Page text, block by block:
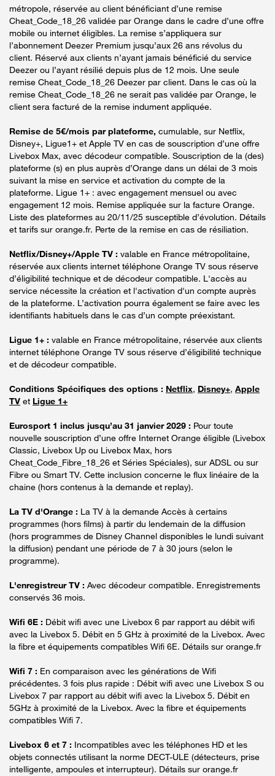
métropole, réservée au client bénéficiant d’une remise
Cheat_Code_18_26 validée par Orange dans le cadre d’une offre
mobile ou internet éligibles. La remise s’appliquera sur
l’abonnement Deezer Premium jusqu’aux 26 ans révolus du
client. Réservé aux clients n’ayant jamais bénéficié du service
Deezer ou l’ayant résilié depuis plus de 12 mois. Une seule
remise Cheat_Code_18_26 Deezer par client. Dans le cas où la
remise Cheat_Code_18_26 ne serait pas validée par Orange, le
client sera facturé de la remise indument appliquée.
Remise de 5€/mois par plateforme, cumulable, sur Netflix,
Disney+, Ligue1+ et Apple TV en cas de souscription d’une offre
Livebox Max, avec décodeur compatible. Souscription de la (des)
plateforme (s) en plus auprès d’Orange dans un délai de 3 mois
suivant la mise en service et activation du compte de la
plateforme. Ligue 1+ : avec engagement mensuel ou avec
engagement 12 mois. Remise appliquée sur la facture Orange.
Liste des plateformes au 20/11/25 susceptible d’évolution. Détails
et tarifs sur orange.fr. Perte de la remise en cas de résiliation.
Netflix/Disney+/Apple TV : valable en France métropolitaine,
réservée aux clients internet téléphone Orange TV sous réserve
d’éligibilité technique et de décodeur compatible. L'accès au
service nécessite la création et l'activation d'un compte auprès
de la plateforme. L’activation pourra également se faire avec les
identifiants habituels dans le cas d’un compte préexistant.
Ligue 1+ : valable en France métropolitaine, réservée aux clients
internet téléphone Orange TV sous réserve d’éligibilité technique
et de décodeur compatible.
Conditions Spécifiques des options : Netflix, Disney+, Apple
TV et Ligue 1+
Eurosport 1 inclus jusqu’au 31 janvier 2029 : Pour toute
nouvelle souscription d’une offre Internet Orange éligible (Livebox
Classic, Livebox Up ou Livebox Max, hors
Cheat_Code_Fibre_18_26 et Séries Spéciales), sur ADSL ou sur
Fibre ou Smart TV. Cette inclusion concerne le flux linéaire de la
chaine (hors contenus à la demande et replay).
La TV d'Orange : La TV à la demande Accès à certains
programmes (hors films) à partir du lendemain de la diffusion
(hors programmes de Disney Channel disponibles le lundi suivant
la diffusion) pendant une période de 7 à 30 jours (selon le
programme).
L'enregistreur TV : Avec décodeur compatible. Enregistrements
conservés 36 mois.
Wifi 6E : Débit wifi avec une Livebox 6 par rapport au débit wifi
avec la Livebox 5. Débit en 5 GHz à proximité de la Livebox. Avec
la fibre et équipements compatibles Wifi 6E. Détails sur orange.fr
Wifi 7 : En comparaison avec les générations de Wifi
précédentes. 3 fois plus rapide : Débit wifi avec une Livebox S ou
Livebox 7 par rapport au débit wifi avec la Livebox 5. Débit en
5GHz à proximité de la Livebox. Avec la fibre et équipements
compatibles Wifi 7.
Livebox 6 et 7 : Incompatibles avec les téléphones HD et les
objets connectés utilisant la norme DECT-ULE (détecteurs, prise
intelligente, ampoules et interrupteur). Détails sur orange.fr